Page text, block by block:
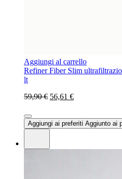
Aggiungi al carrello
Refiner Fiber Slim
lt
59,90 € 56,61 €
Aggiungi ai preferiti Aggiunto ai